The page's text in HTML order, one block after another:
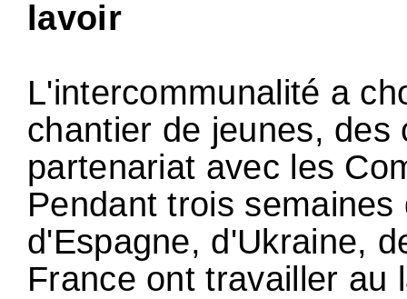
lavoir
L'intercommunalité a
chantier de jeunes, des
partenariat avec les
Pendant trois
d'Espagne, d'Ukraine,
France ont travailler au